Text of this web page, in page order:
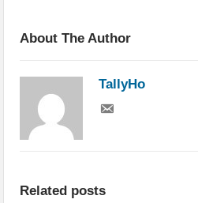
About The Author
TallyHo
Related posts